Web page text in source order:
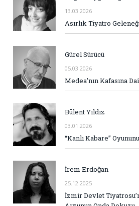
13.03.2026
Asırlık Tiyatro
Gürel Sürücü
05.03.2026
Medea’nın Kafasına
Bülent Yıldız
03.01.2026
“Kanlı Kabare”
İrem Erdoğan
25.12.2025
İzmir Devlet